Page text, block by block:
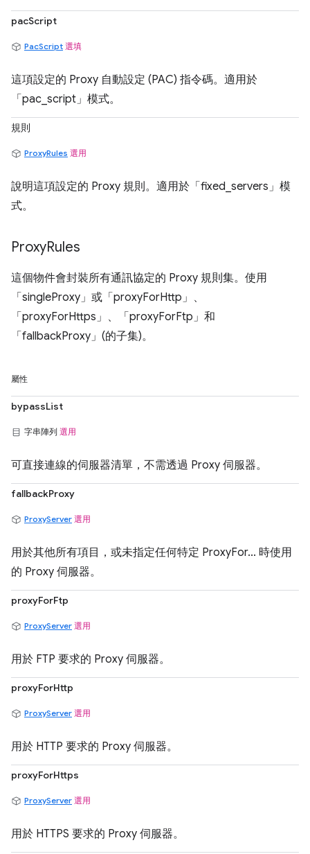
pacScript
PacScript 選填
這項設定的 Proxy 自動設定 (PAC) 指令碼。適用於
「pac_script」模式。
規則
ProxyRules 選用
說明這項設定的 Proxy 規則。適用於「fixed_servers」模
式。
ProxyRules
這個物件會封裝所有通訊協定的 Proxy 規則集。使用
「singleProxy」或「proxyForHttp」、
「proxyForHttps」、「proxyForFtp」和
「fallbackProxy」(的子集)。
屬性
bypassList
字串陣列 選用
可直接連線的伺服器清單，不需透過 Proxy 伺服器。
fallbackProxy
ProxyServer 選用
用於其他所有項目，或未指定任何特定 ProxyFor... 時使用
的 Proxy 伺服器。
proxyForFtp
ProxyServer 選用
用於 FTP 要求的 Proxy 伺服器。
proxyForHttp
ProxyServer 選用
用於 HTTP 要求的 Proxy 伺服器。
proxyForHttps
ProxyServer 選用
用於 HTTPS 要求的 Proxy 伺服器。